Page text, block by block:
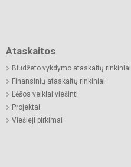
Ataskaitos
Biudžeto vykdymo ataskaitų rinkiniai
Finansinių ataskaitų rinkiniai
Lėšos veiklai viešinti
Projektai
Viešieji pirkimai